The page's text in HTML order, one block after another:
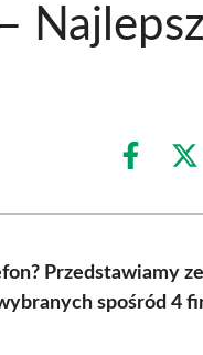
Share
Przedstawiamy
spośród 4